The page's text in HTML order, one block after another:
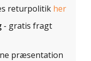
returpolitik her
- gratis fragt
præsentation